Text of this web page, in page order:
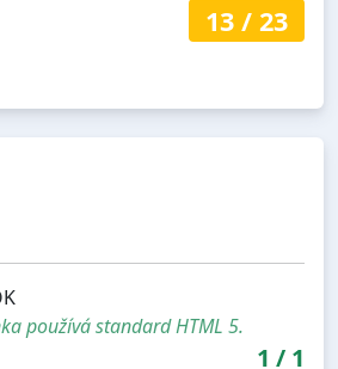
13/ 23
používá standard HTML 5.
1 / 1